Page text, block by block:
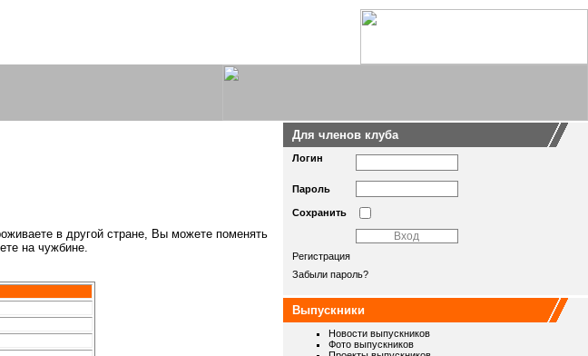
в другой стране, Вы можете поменять
на чужбине.
Для членов клуба
Логин
Пароль
Сохранить
Регистрация
Забыли пароль?
Выпускники
Новости выпускников
Фото выпускников